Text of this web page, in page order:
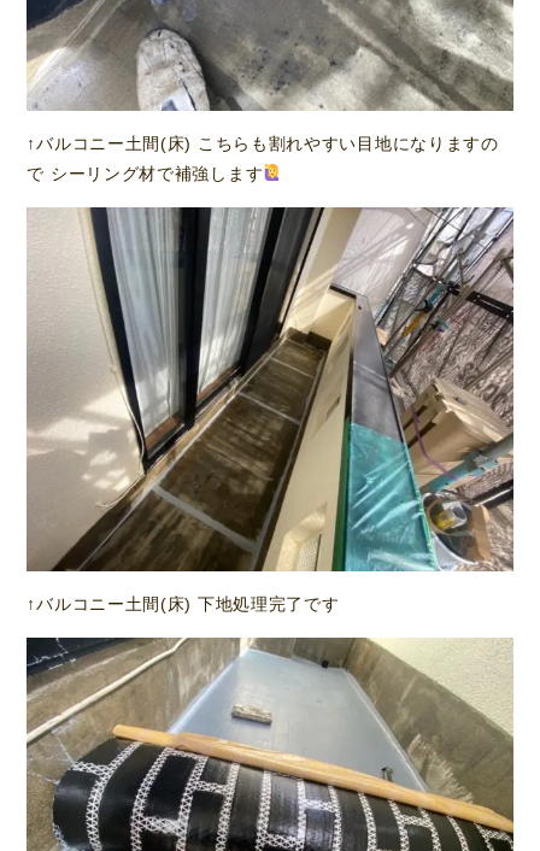
↑バルコニー土間(床) こちらも割れやすい目地になりますの
で シーリング材で補強します
↑バルコニー土間(床) 下地処理完了です